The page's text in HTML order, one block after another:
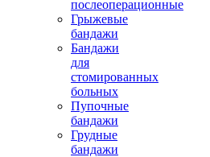
Пояснично-крестцовый корсет для
женщин 500/F
послеоперационные
Грыжевые
бандажи
Бандажи
для
стомированных
больных
Пупочные
бандажи
Грудные
бандажи